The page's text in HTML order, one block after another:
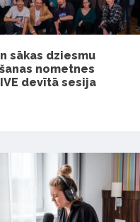
sākas dziesmu
nometnes
devītā sesija